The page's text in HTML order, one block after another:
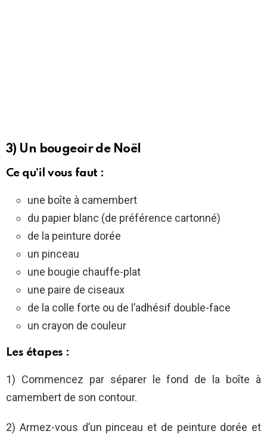
3) Un bougeoir de Noël
Ce qu’il vous faut :
une boîte à camembert
du papier blanc (de préférence cartonné)
de la peinture dorée
un pinceau
une bougie chauffe-plat
une paire de ciseaux
de la colle forte ou de l’adhésif double-face
un crayon de couleur
Les étapes :
1) Commencez par séparer le fond de la boîte à
camembert de son contour.
2) Armez-vous d’un pinceau et de peinture dorée et